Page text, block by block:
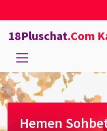
18Pluschat.Com
Hemen